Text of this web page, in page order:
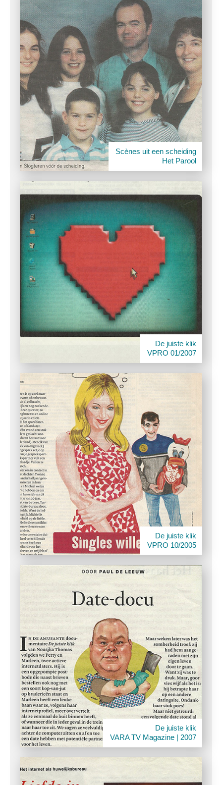
Scènes uit een scheiding
Het Parool
De juiste klik
VPRO 01/2007
De juiste klik
VPRO 10/2005
De juiste klik
VARA TV Magazine | 2007